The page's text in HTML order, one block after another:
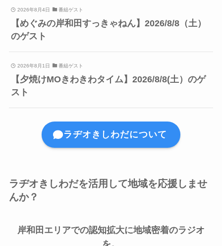
2026年8月4日 番組ゲスト
【めぐみの岸和田すっきゃねん】2026/8/8（土）
のゲスト
2026年8月1日 番組ゲスト
【夕焼けMOきわきわタイム】2026/8/8(土）のゲ
スト
ラヂオきしわだについて
ラヂオきしわだを活用して地域を応援しませ
んか？
岸和田エリアでの認知拡大に地域密着のラジオ